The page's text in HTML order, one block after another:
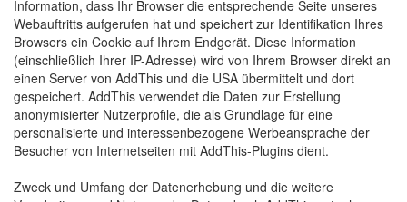
Information, dass Ihr Browser die entsprechende Seite unseres
Webauftritts aufgerufen hat und speichert zur Identifikation Ihres
Browsers ein Cookie auf Ihrem Endgerät. Diese Information
(einschließlich Ihrer IP-Adresse) wird von Ihrem Browser direkt an
einen Server von AddThis und die USA übermittelt und dort
gespeichert. AddThis verwendet die Daten zur Erstellung
anonymisierter Nutzerprofile, die als Grundlage für eine
personalisierte und interessenbezogene Werbeansprache der
Besucher von Internetseiten mit AddThis-Plugins dient.
Zweck und Umfang der Datenerhebung und die weitere